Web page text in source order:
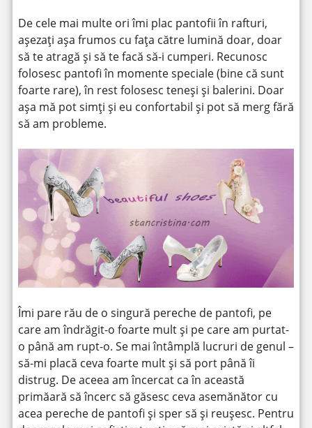
De cele mai multe ori îmi plac pantofii în rafturi,
așezați așa frumos cu fața către lumină doar, doar
să te atragă și să te facă să-i cumperi. Recunosc
folosesc pantofi în momente speciale (bine că sunt
foarte rare), în rest folosesc teneși și balerini. Doar
așa mă pot simți și eu confortabil și pot să merg fără
să am probleme.
Îmi pare rău de o singură pereche de pantofi, pe
care am îndrăgit-o foarte mult și pe care am purtat-
o până am rupt-o. Se mai întâmplă lucruri de genul –
să-mi placă ceva foarte mult și să port până îi
distrug. De aceea am încercat ca în această
primăară să încerc să găsesc ceva asemănător cu
acea pereche de pantofi și sper să și reușesc. Pentru